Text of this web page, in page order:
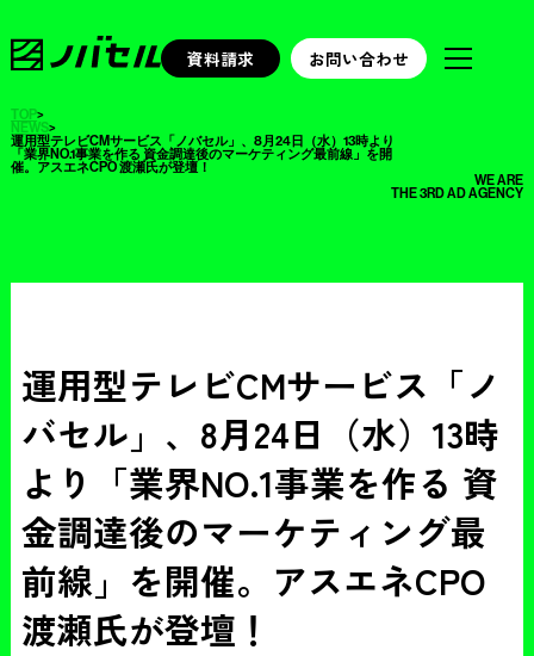
資料請求 お問い合わせ
TOP>
NEWS>
運用型テレビCMサービス「ノバセル」、8月24日（水）13時より
「業界NO.1事業を作る 資金調達後のマーケティング最前線」を開
催。アスエネCPO 渡瀬氏が登壇！
WE ARE
THE 3RD AD AGENCY
運用型テレビCMサービス「ノ
バセル」、8月24日（水）13時
より「業界NO.1事業を作る 資
金調達後のマーケティング最
前線」を開催。アスエネCPO
渡瀬氏が登壇！